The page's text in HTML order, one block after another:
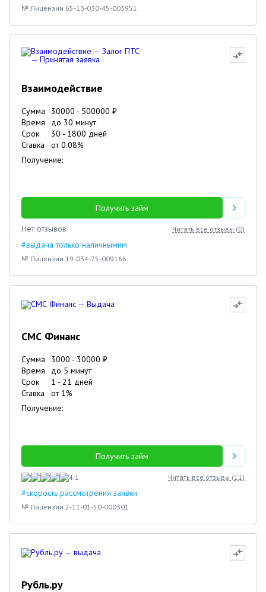
№ Лицензии 65-13-030-45-003951
Взаимодействие
Сумма 30000 - 500000 ₽
Время
до 30 минут
Срок
30 - 1800 дней
Ставка
от0.08%
Получение:
Получить займ
Нет отзывов
Читать все отзывы (0)
#выдача только наличнымим
№ Лицензии 19-034-75-009166
СМС Финанс
Сумма 3000 - 30000 ₽
Время
до 5 минут
Срок
1 - 21 дней
Ставка
от 1%
Получение:
Получить займ
4.1 Читать все отзывы (11)
#скорость рассмотрения заявки
№ Лицензии 2-11-01-50-000301
Рубль.ру